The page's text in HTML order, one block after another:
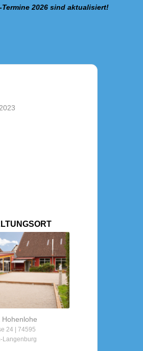
Termine 2026 sind aktualisiert!
Hohenlohe
24 | 74595
Langenburg